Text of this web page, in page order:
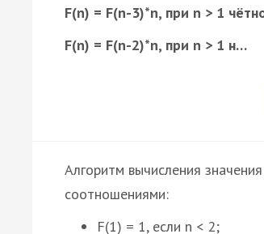
F(n) = F(n-3)*n, при n > 1
F(n) = F(n-2)*n, при n > 1 н…
Алгоритм вычисления
соотношениями:
F(1) = 1, если n < 2;